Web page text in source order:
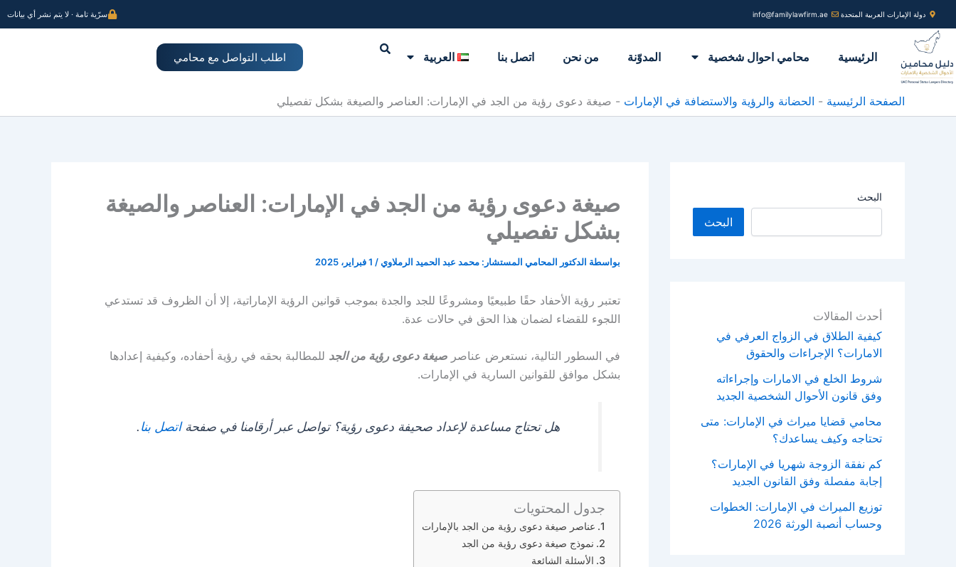
تخطي
إلى
المحتوى
دولة الإمارات العربية المتحدة info@familylawfirm.ae سرّية تامة · لا يتم نشر أي بيانات
الرئيسية محامي احوال شخصية المدوّنة من نحن اتصل بنا العربية اطلب التواصل مع محامي
الصفحة الرئيسية - الحضانة والرؤية والاستضافة في الإمارات - صيغة دعوى رؤية من الجد في الإمارات: العناصر والصيغة بشكل تفصيلي
البحث
البحث
أحدث المقالات
كيفية الطلاق في الزواج العرفي في
الامارات؟ الإجراءات والحقوق
شروط الخلع في الامارات وإجراءاته
وفق قانون الأحوال الشخصية الجديد
محامي قضايا ميراث في الإمارات: متى
تحتاجه وكيف يساعدك؟
كم نفقة الزوجة شهريا في الإمارات؟
إجابة مفصلة وفق القانون الجديد
توزيع الميراث في الإمارات: الخطوات
وحساب أنصبة الورثة 2026
صيغة دعوى رؤية من الجد في الإمارات: العناصر والصيغة
بشكل تفصيلي
بواسطة الدكتور المحامي المستشار: محمد عبد الحميد الرملاوي/ 1 فبراير، 2025
تعتبر رؤية الأحفاد حقًا طبيعيًا ومشروعًا للجد والجدة بموجب قوانين الرؤية الإماراتية، إلا أن الظروف قد تستدعي
اللجوء للقضاء لضمان هذا الحق في حالات عدة.
في السطور التالية، نستعرض عناصر صيغة دعوى رؤية من الجد للمطالبة بحقه في رؤية أحفاده، وكيفية إعدادها
بشكل موافق للقوانين السارية في الإمارات.
هل تحتاج مساعدة لإعداد صحيفة دعوى رؤية؟ تواصل عبر أرقامنا في صفحةاتصل بنا.
جدول المحتويات
عناصر صيغة دعوى رؤية من الجد بالإمارات
نموذج صيغة دعوى رؤية من الجد
الأسئلة الشائعة